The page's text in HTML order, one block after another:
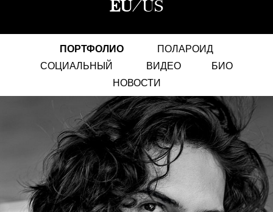
EU/US
ПОРТФОЛИО
ПОЛАРОИД
СОЦИАЛЬНЫЙ
ВИДЕО
БИО
НОВОСТИ